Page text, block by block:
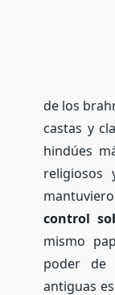
de los
castas y
hindúes
religiosos
control
mismo
poder de
antiguas